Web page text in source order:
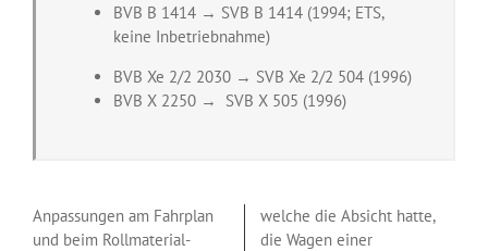
BVB B 1414 → SVB B 1414 (1994; ETS,
keine Inbetriebnahme)
BVB Xe 2/2 2030 → SVB Xe 2/2 504 (1996)
BVB X 2250 → SVB X 505 (1996)
Anpassungen am Fahrplan
und beim Rollmaterial-
welche die Absicht hatte,
die Wagen einer